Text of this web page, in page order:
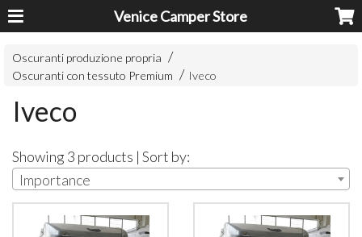
Venice Camper Store
Oscuranti produzione propria
Oscuranti con tessuto Premium
Iveco
Iveco
Showing 3 products | Sort by:
Importance